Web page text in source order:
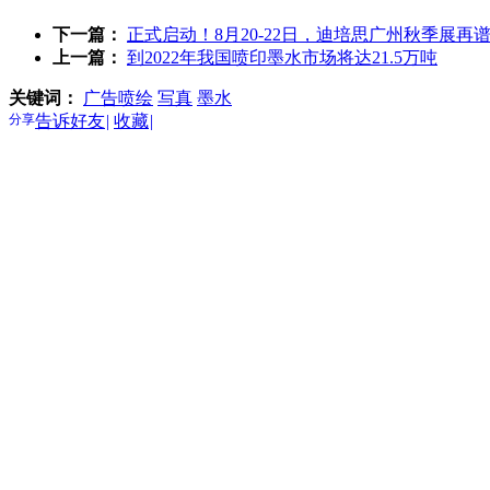
下一篇：
正式启动！8月20-22日，迪培思广州秋季展再
上一篇： 到2022年我国喷印墨水市场将达21.5万吨
关键词： 广告喷绘 写真 墨水
分享告诉好友| 收藏|